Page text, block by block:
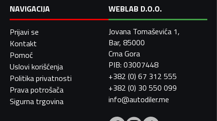
NAVIGACIJA
Prijavi se
Kontakt
Pomoć
Uslovi korišćenja
Politika privatnosti
Prava potrošača
Sigurna trgovina
WEBLAB D.O.O.
Jovana Tomaševića 1,
Bar, 85000
Crna Gora
PIB: 03007448
+382 (0) 67 312 555
+382 (0) 30 550 099
info@autodiler.me